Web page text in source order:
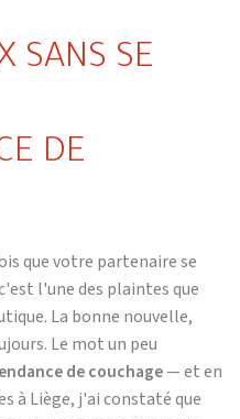
SANS SE
DE
que votre partenaire se
l'une des plaintes que
La bonne nouvelle,
Le mot un peu
de couchage— et en
à Liège, j'ai constaté que